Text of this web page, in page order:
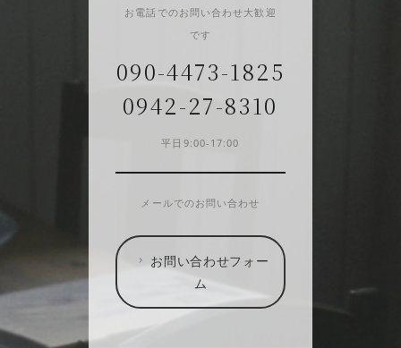
お電話でのお問い合わせ大歓迎
です
090-4473-1825
0942-27-8310
平日9:00-17:00
メールでのお問い合わせ
お問い合わせフォー
ム